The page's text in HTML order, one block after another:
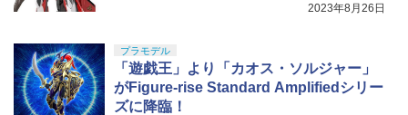
2023年8月26日
プラモデル
「遊戯王」より「カオス・ソルジャー」
がFigure-rise Standard Amplifiedシリー
ズに降臨！